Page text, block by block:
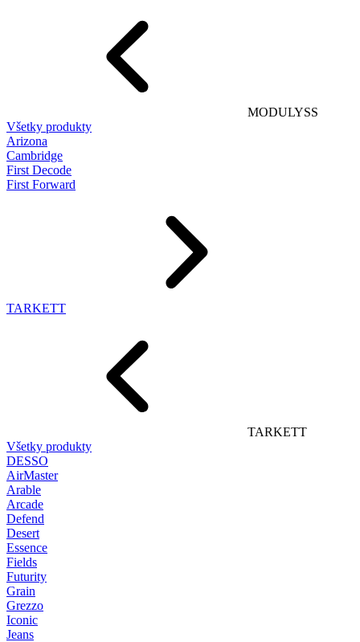
MODULYSS
Všetky produkty
Arizona
Cambridge
First Decode
First Forward
TARKETT
TARKETT
Všetky produkty
DESSO
AirMaster
Arable
Arcade
Defend
Desert
Essence
Fields
Futurity
Grain
Grezzo
Iconic
Jeans